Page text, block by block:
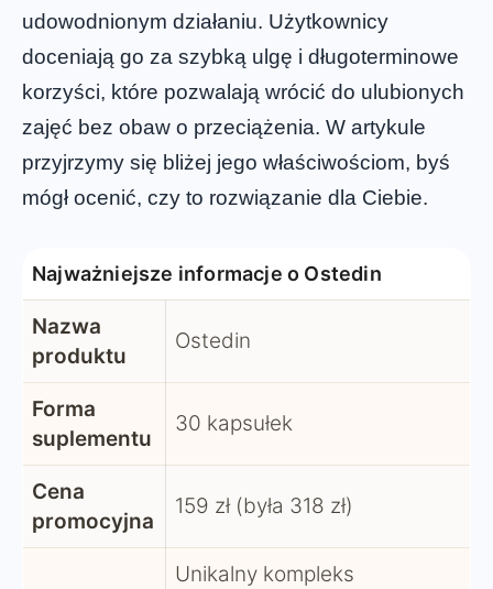
udowodnionym działaniu. Użytkownicy
doceniają go za szybką ulgę i długoterminowe
korzyści, które pozwalają wrócić do ulubionych
zajęć bez obaw o przeciążenia. W artykule
przyjrzymy się bliżej jego właściwościom, byś
mógł ocenić, czy to rozwiązanie dla Ciebie.
Najważniejsze informacje o Ostedin
Nazwa
produktu
Ostedin
Forma
suplementu
30 kapsułek
Cena
promocyjna
159 zł (była 318 zł)
Unikalny kompleks